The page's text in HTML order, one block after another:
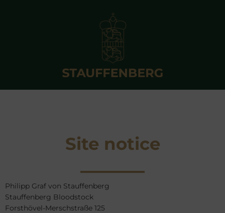
Site notice
Philipp Graf von Stauffenberg
Stauffenberg Bloodstock
Forsthövel-Merschstraße 125